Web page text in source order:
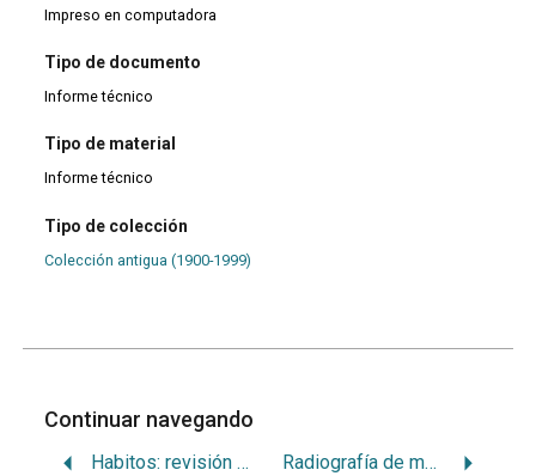
Impreso en computadora
Tipo de documento
Informe técnico
Tipo de material
Informe técnico
Tipo de colección
Colección antigua (1900-1999)
Continuar navegando
Habitos: revisión bibliográfica Radiografía de muñeca y mano: su valor clínico